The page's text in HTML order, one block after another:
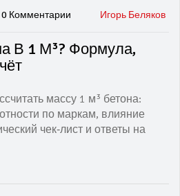
0 Комментарии Игорь Беляков
В 1 М³? Формула,
массу 1 м³ бетона:
по маркам, влияние
чек‑лист и ответы на